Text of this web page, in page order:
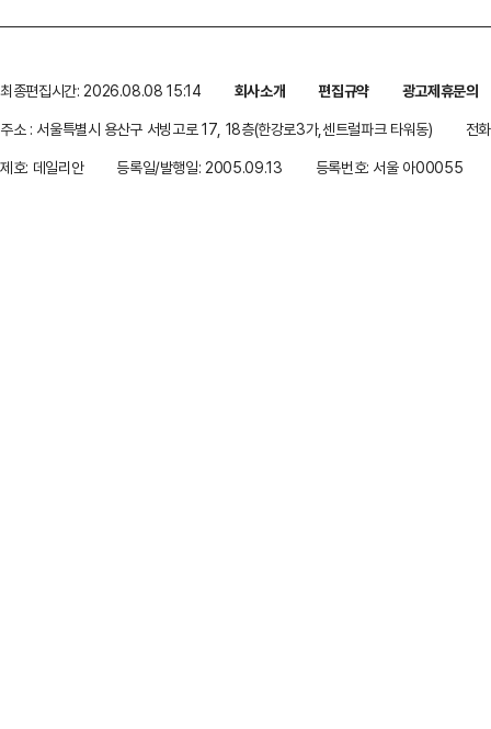
최종편집시간: 2026.08.08 15:14 회사소개 편집규약
광고제휴문의
주소 : 서울특별시 용산구 서빙고로 17, 18층(한강로3가,센트럴파크 타워동)
전
제호: 데일리안
등록일/발행일: 2005.09.13 등록번호: 서울 아00055